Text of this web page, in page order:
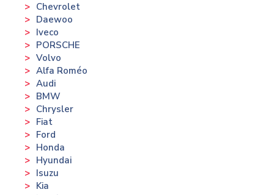
Chevrolet
Daewoo
Iveco
PORSCHE
Volvo
Alfa Roméo
Audi
BMW
Chrysler
Fiat
Ford
Honda
Hyundai
Isuzu
Kia